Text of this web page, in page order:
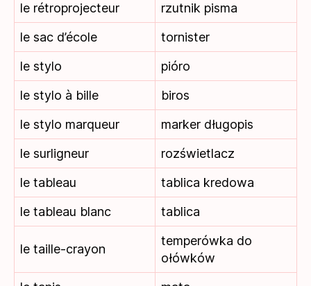
le rétroprojecteur
rzutnik pisma
le sac d’école
tornister
le stylo
pióro
le stylo à bille
biros
le stylo marqueur
marker długopis
le surligneur
rozświetlacz
le tableau
tablica kredowa
le tableau blanc
tablica
le taille-crayon
temperówka do
ołówków